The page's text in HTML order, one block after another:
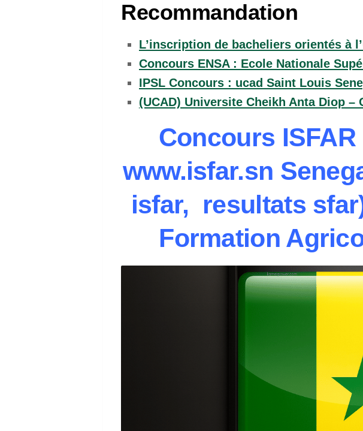
Recommandation
L’inscription de bacheliers orientés à
Concours ENSA : Ecole Nationale
IPSL Concours : ucad Saint Louis
(UCAD) Universite Cheikh Anta Diop –
Concours
www.isfar.sn
isfar, resultats
Formation